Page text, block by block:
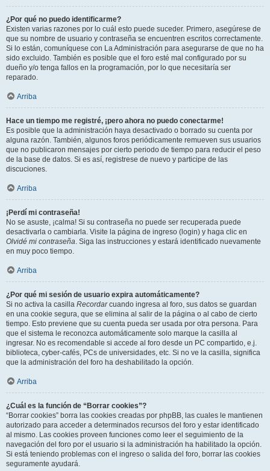
¿Por qué no puedo identificarme?
Existen varias razones por lo cuál esto puede suceder. Primero, asegúrese de
que su nombre de usuario y contraseña se encuentren escritos correctamente.
Si lo están, comuníquese con La Administración para asegurarse de que no ha
sido excluido. También es posible que el foro esté mal configurado por su
dueño y/o tenga fallos en la programación, por lo que necesitaría ser
reparado.
Arriba
Hace un tiempo me registré, ¡pero ahora no puedo conectarme!
Es posible que la administración haya desactivado o borrado su cuenta por
alguna razón. También, algunos foros periódicamente remueven sus usuarios
que no publicaron mensajes por cierto periodo de tiempo para reducir el peso
de la base de datos. Si es así, registrese de nuevo y participe de las
discuciones.
Arriba
¡Perdí mi contraseña!
No se asuste, ¡calma! Si su contraseña no puede ser recuperada puede
desactivarla o cambiarla. Visite la página de ingreso (login) y haga clic en
Olvidé mi contraseña. Siga las instrucciones y estará identificado nuevamente
en muy poco tiempo.
Arriba
¿Por qué mi sesión de usuario expira automáticamente?
Si no activa la casilla Recordarcuando ingresa al foro, sus datos se guardan
en una cookie segura, que se elimina al salir de la página o al cabo de cierto
tiempo. Esto previene que su cuenta pueda ser usada por otra persona. Para
que el sistema le reconozca automáticamente solo marque la casilla al
ingresar. No es recomendable si accede al foro desde un PC compartido, e.j.
biblioteca, cyber-cafés, PCs de universidades, etc. Si no ve la casilla, significa
que la administración del foro ha deshabilitado la opción.
Arriba
¿Cuál es la función de “Borrar cookies”?
“Borrar cookies” borra las cookies creadas por phpBB, las cuales le mantienen
autorizado para acceder a determinados recursos del foro y estar identificado
al mismo. Las cookies proveen funciones como leer el seguimiento de la
navegación del foro por el usuario si la administración ha habilitado la opción.
Si está teniendo problemas con el ingreso o salida del foro, borrar las cookies
seguramente ayudará.